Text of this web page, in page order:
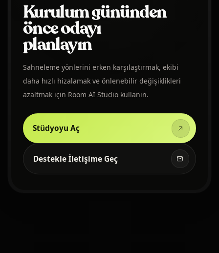
Kurulum gününden
önce odayı
planlayın
Sahneleme yönlerini erken karşılaştırmak, ekibi
daha hızlı hizalamak ve önlenebilir değişiklikleri
azaltmak için Room AI Studio kullanın.
Stüdyoyu Aç
Destekle İletişime Geç